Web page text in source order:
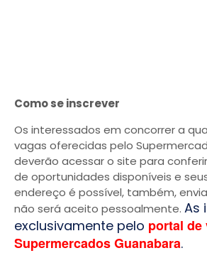
Como se inscrever
Os interessados em concorrer a
vagas oferecidas pelo
deverão acessar o site para
de oportunidades disponíveis e
endereço é possível, também,
não será aceito pessoalmente. As
exclusivamente pelo portal de
Supermercados Guanabara.